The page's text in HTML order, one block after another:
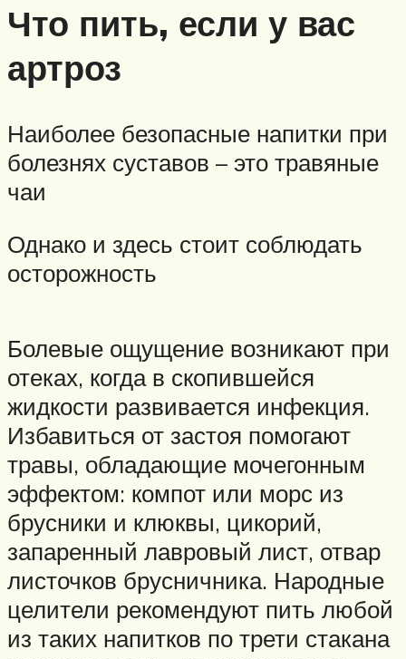
Что пить, если у вас
артроз
Наиболее безопасные напитки при
болезнях суставов – это травяные
чаи
Однако и здесь стоит соблюдать
осторожность
Болевые ощущение возникают при
отеках, когда в скопившейся
жидкости развивается инфекция.
Избавиться от застоя помогают
травы, обладающие мочегонным
эффектом: компот или морс из
брусники и клюквы, цикорий,
запаренный лавровый лист, отвар
листочков брусничника. Народные
целители рекомендуют пить любой
из таких напитков по трети стакана